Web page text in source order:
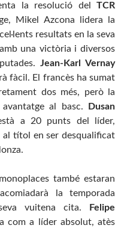
la resolució del TCR
Mikel Azcona lidera la
resultats en la seva
una victòria i diversos
Jean-Karl Vernay
fàcil. El francès ha sumat
dos més, però la
al basc.
Dusan
a 20 punts del líder,
al títol en ser desqualificat
també estaran
la temporada
vuitena cita.
Felipe
com a líder absolut, atès